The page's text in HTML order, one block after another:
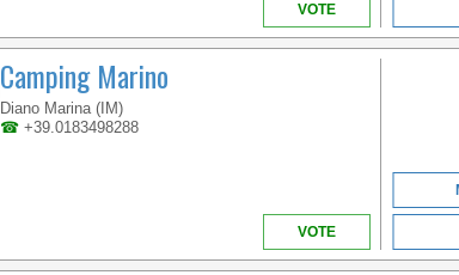
VOTE
Camping Marino
Diano Marina (IM)
☎ +39.0183498288
VOTE
AMONG THESE HILLS
SLOPING DOWN TO
THE SEA AND